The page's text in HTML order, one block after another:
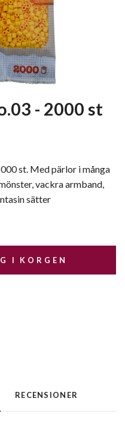
- 2000 st
st. Med pärlor i många
vackra armband,
sätter
I KORGEN
RECENSIONER